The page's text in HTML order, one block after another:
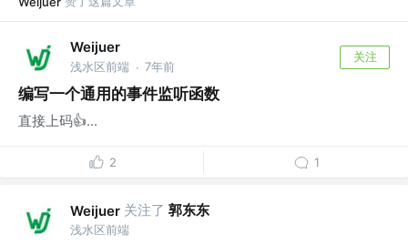
Weijuer
浅水区前端 · 7年前
关注
编写一个通用的事件监听函数
直接上码👍...
2 1
Weijuer 关注了 郭东东
浅水区前端